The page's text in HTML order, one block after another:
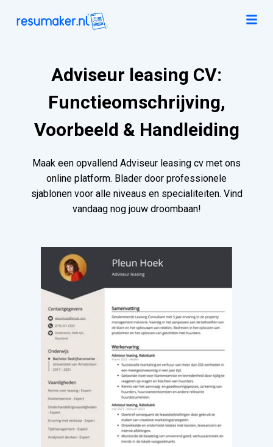
Adviseur leasing CV:
Functieomschrijving,
Voorbeeld & Handleiding
Maak een opvallend Adviseur leasing cv met ons
online platform. Blader door professionele
sjablonen voor alle niveaus en specialiteiten. Vind
vandaag nog jouw droombaan!